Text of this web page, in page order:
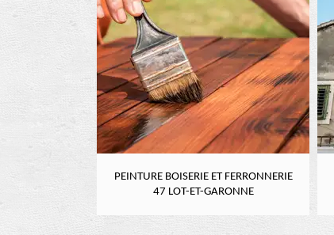
PEINTURE BOISERIE ET FERRONNERIE
47 LOT-ET-GARONNE